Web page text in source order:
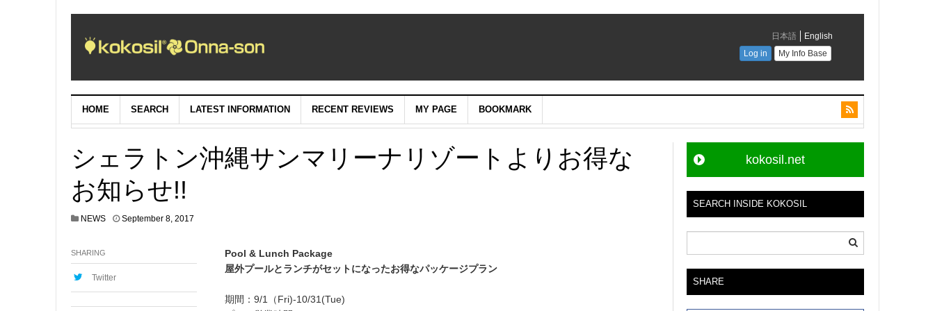
HOME SEARCH LATEST INFORMATION RECENT REVIEWS MY PAGE BOOKMARK
シェラトン沖縄サンマリーナリゾートよりお得な
お知らせ!!
NEWS September 8, 2017
Pool & Lunch Package
屋外プールとランチがセットになったお得なパッケージプラン
期間：9/1（Fri)-10/31(Tue)
SHARING
Twitter
kokosil.net
SEARCH INSIDE KOKOSIL
SHARE